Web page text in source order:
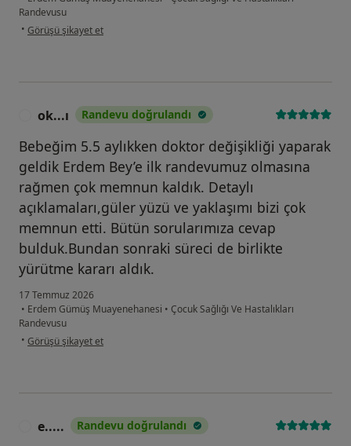
Randevusu
• kullanıcının görüşüne göre d.....
Görüşü şikayet et
ok...ı Randevu doğrulandı
Bebeğim 5.5 aylıkken doktor değişikliği yaparak
geldik Erdem Bey’e ilk randevumuz olmasına
rağmen çok memnun kaldık. Detaylı
açıklamaları,güler yüzü ve yaklaşımı bizi çok
memnun etti. Bütün sorularımıza cevap
bulduk.Bundan sonraki süreci de birlikte
yürütme kararı aldık.
17 Temmuz 2026
• Erdem Gümüş Muayenehanesi • Çocuk Sağlığı Ve Hastalıkları
Randevusu
• kullanıcının görüşüne göre ok...ı
Görüşü şikayet et
e..... Randevu doğrulandı